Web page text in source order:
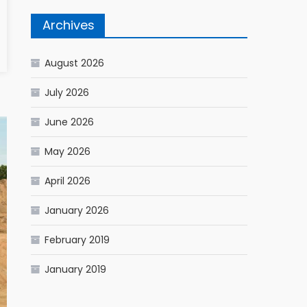
Archives
August 2026
July 2026
June 2026
May 2026
April 2026
January 2026
February 2019
January 2019